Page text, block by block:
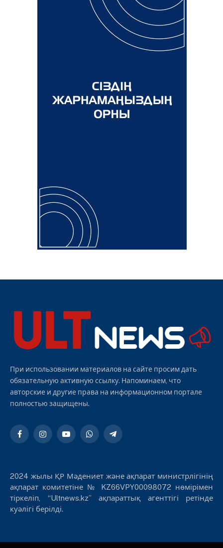
При использовании материалов на сайте просим дать
обязательную активную ссылку. Напоминаем, что
авторские и другие права на информационном портале
полностью защищены.
FacebookInstagramYouTubeWhatsAppTelegram
2024 жылы ҚР Мәдениет және ақпарат министрлігінің
ақпарат комитетіне № KZ66VPY00098072 нөмірімен
тіркеліп, “Ultnews.kz” ақпараттық агенттігі ретінде
куәлігі берілді.